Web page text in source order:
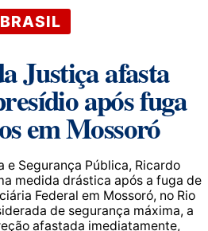
BRASIL
Justiça afasta
após fuga
em Mossoró
e Segurança Pública, Ricardo
medida drástica após a fuga de
Federal em Mossoró, no Rio
de segurança máxima, a
afastada imediatamente,